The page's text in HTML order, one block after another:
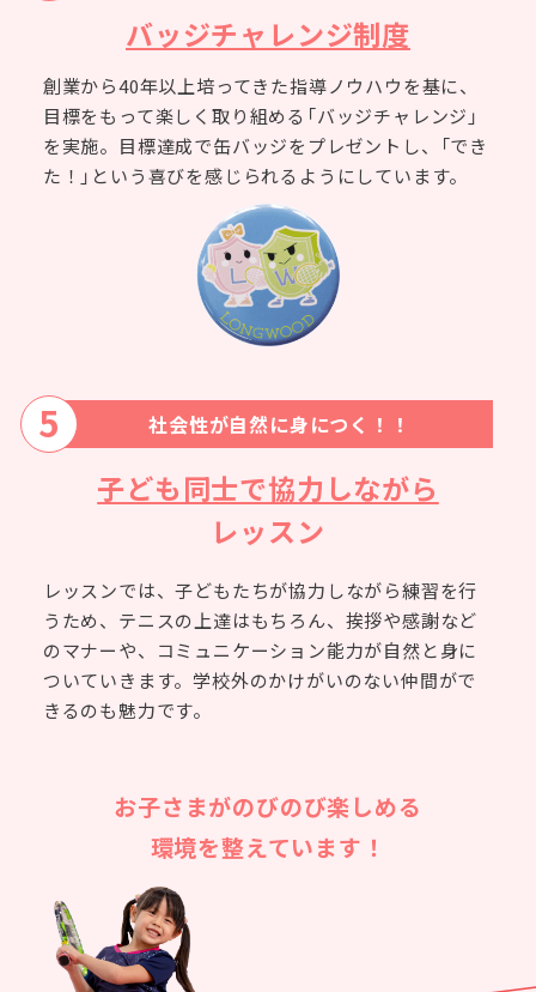
バッジチャレンジ制度
創業から40年以上培ってきた指導ノウハウを基に、
目標をもって楽しく取り組める「バッジチャレンジ」
を実施。目標達成で缶バッジをプレゼントし、「でき
た！」という喜びを感じられるようにしています。
社会性が自然に身につく！！
5
子ども同士で協力しながら
レッスン
レッスンでは、子どもたちが協力しながら練習を行
うため、テニスの上達はもちろん、挨拶や感謝など
のマナーや、コミュニケーション能力が自然と身に
ついていきます。学校外のかけがいのない仲間がで
きるのも魅力です。
お子さまがのびのび楽しめる
環境を整えています！